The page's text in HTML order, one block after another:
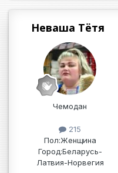
Неваша Тётя
Чемодан
215
Пол:Женщина
Город:Беларусь-
Латвия-Норвегия